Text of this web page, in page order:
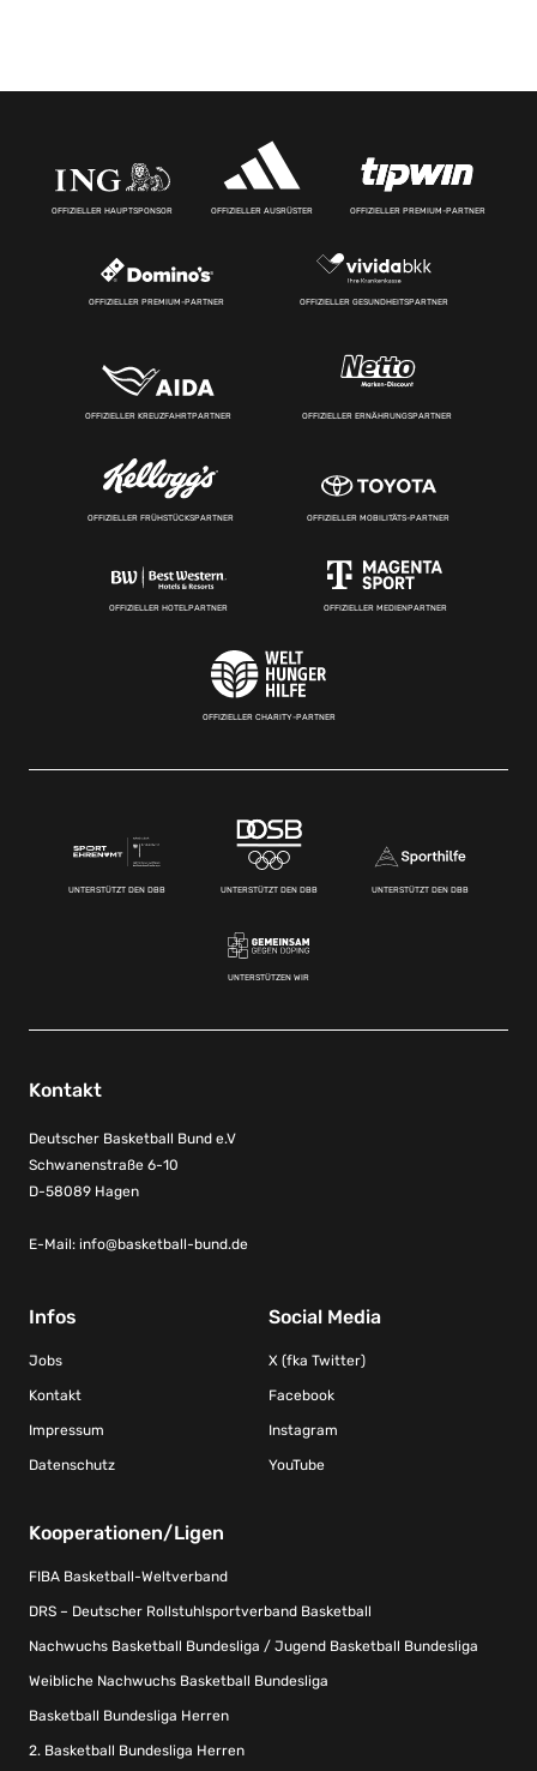
OFFIZIELLER HAUPTSPONSOR OFFIZIELLER AUSRÜSTER OFFIZIELLER PREMIUM-PARTNER
OFFIZIELLER PREMIUM-PARTNER OFFIZIELLER GESUNDHEITSPARTNER
OFFIZIELLER KREUZFAHRTPARTNER OFFIZIELLER ERNÄHRUNGSPARTNER
OFFIZIELLER FRÜHSTÜCKSPARTNER OFFIZIELLER MOBILITÄTS-PARTNER
OFFIZIELLER HOTELPARTNER OFFIZIELLER MEDIENPARTNER
OFFIZIELLER CHARITY-PARTNER
UNTERSTÜTZT DEN DBB UNTERSTÜTZT DEN DBB UNTERSTÜTZT DEN DBB
UNTERSTÜTZEN WIR
Kontakt
Deutscher Basketball Bund e.V
Schwanenstraße 6-10
D-58089 Hagen
E-Mail: info@basketball-bund.de
Infos
Jobs
Kontakt
Impressum
Datenschutz
Social Media
X (fka Twitter)
Facebook
Instagram
YouTube
Kooperationen/Ligen
FIBA Basketball-Weltverband
DRS – Deutscher Rollstuhlsportverband Basketball
Nachwuchs Basketball Bundesliga / Jugend Basketball Bundesliga
Weibliche Nachwuchs Basketball Bundesliga
Basketball Bundesliga Herren
2. Basketball Bundesliga Herren